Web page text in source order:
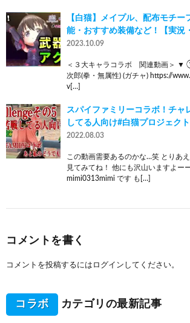
【白猫】メイプル、配布モチー
能・おすすめ装備など！【実況
2023.10.09
＜３大キャラコラボ 関連動画＞ ▼
次郎(拳・無属性) (ガチャ) https://
v[…]
スパイファミリーコラボ！チャ
してる人向け#白猫プロジェクト
2022.08.03
この動画需要あるのかな…笑 とりあ
見てみてね！ 他にも沢山いますよー
mimi0313mimi です も[…]
コメントを書く
コメントを投稿するには ログイン してください。
コラボ カテゴリの最新記事